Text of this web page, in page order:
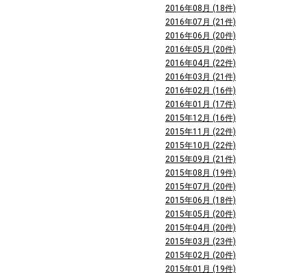
2016年08月 (18件)
2016年07月 (21件)
2016年06月 (20件)
2016年05月 (20件)
2016年04月 (22件)
2016年03月 (21件)
2016年02月 (16件)
2016年01月 (17件)
2015年12月 (16件)
2015年11月 (22件)
2015年10月 (22件)
2015年09月 (21件)
2015年08月 (19件)
2015年07月 (20件)
2015年06月 (18件)
2015年05月 (20件)
2015年04月 (20件)
2015年03月 (23件)
2015年02月 (20件)
2015年01月 (19件)